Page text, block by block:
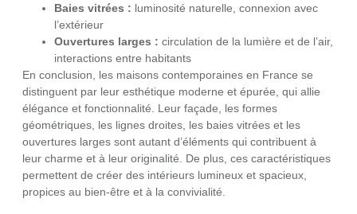
Baies vitrées : luminosité naturelle, connexion avec
l’extérieur
Ouvertures larges : circulation de la lumière et de l’air,
interactions entre habitants
En conclusion, les maisons contemporaines en France se
distinguent par leur esthétique moderne et épurée, qui allie
élégance et fonctionnalité. Leur façade, les formes
géométriques, les lignes droites, les baies vitrées et les
ouvertures larges sont autant d’éléments qui contribuent à
leur charme et à leur originalité. De plus, ces caractéristiques
permettent de créer des intérieurs lumineux et spacieux,
propices au bien-être et à la convivialité.